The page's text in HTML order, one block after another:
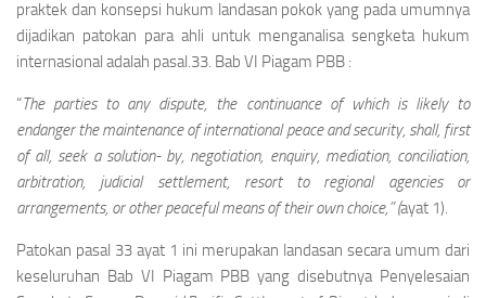
praktek dan konsepsi hukum landasan pokok yang pada umumnya
dijadikan patokan para ahli untuk menganalisa sengketa hukum
internasional adalah pasal.33. Bab VI Piagam PBB :
“The parties to any dispute, the continuance of which is likely to
endanger the maintenance of international peace and security, shall, first
of all, seek a solution- by, negotiation, enquiry, mediation, conciliation,
arbitration, judicial settlement, resort to regional agencies or
arrangements, or other peaceful means of their own choice,” (ayat 1).
Patokan pasal 33 ayat 1 ini merupakan landasan secara umum dari
keseluruhan Bab VI Piagam PBB yang disebutnya Penyelesaian